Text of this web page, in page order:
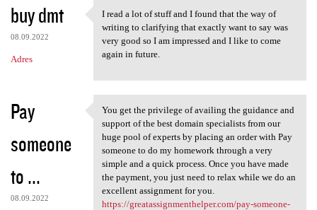
buy dmt
08.09.2022
Adres
I read a lot of stuff and I
I read a lot of stuff and I found that the way of
writing to clarifying that exactly want to say was
very good so I am impressed and I like to come
again in future.
Pay
someone
to ...
08.09.2022
You get the privilege of
You get the privilege of availing the guidance and
support of the best domain specialists from our
huge pool of experts by placing an order with Pay
someone to do my homework through a very
simple and a quick process. Once you have made
the payment, you just need to relax while we do an
excellent assignment for you.
https://greatassignmenthelper.com/pay-someone-